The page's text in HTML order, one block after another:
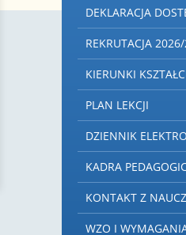
DEKLARACJA
REKRUTACJA
KIERUNKI
PLAN LEKCJI
DZIENNIK
KADRA
KONTAKT Z
WZO I